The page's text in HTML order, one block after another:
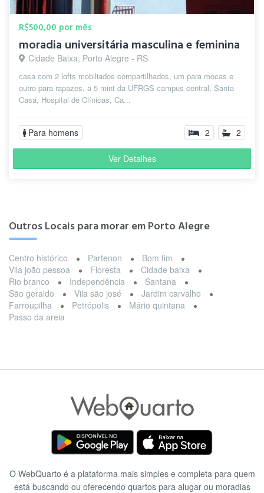
R$500,00 por mês
moradia universitária masculina e feminina
Cidade Baixa, Porto Alegre - RS
casa com 2 lofts mobiliados compartilhados, um para mocas e
outro para rapazes, a 5 mint da UFRGS campus central, Santa
Casa, Hospital de Clínicas, Ca...
Para homens 2 2
Ver Detalhes
Outros Locais para morar em Porto Alegre
Centro histórico Partenon
Bom fim
Vila joão pessoa
Floresta
Cidade baixa
Rio branco
Independência
Santana
São geraldo
Vila são josé
Jardim carvalho
Farroupilha
Petrópolis
Mário quintana
Passo da areia
O WebQuarto é a plataforma mais simples e completa para quem
está buscando ou oferecendo quartos para alugar ou moradias